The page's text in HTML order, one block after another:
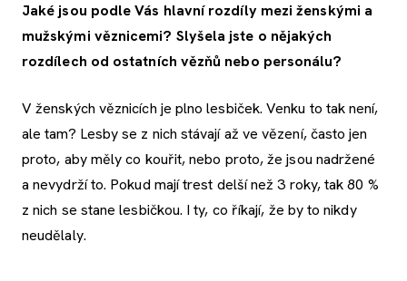
Jaké jsou podle Vás hlavní rozdíly mezi ženskými a
mužskými věznicemi? Slyšela jste o nějakých
rozdílech od ostatních vězňů nebo personálu?
V ženských věznicích je plno lesbiček. Venku to tak není,
ale tam? Lesby se z nich stávají až ve vězení, často jen
proto, aby měly co kouřit, nebo proto, že jsou nadržené
a nevydrží to. Pokud mají trest delší než 3 roky, tak 80 %
z nich se stane lesbičkou. I ty, co říkají, že by to nikdy
neudělaly.